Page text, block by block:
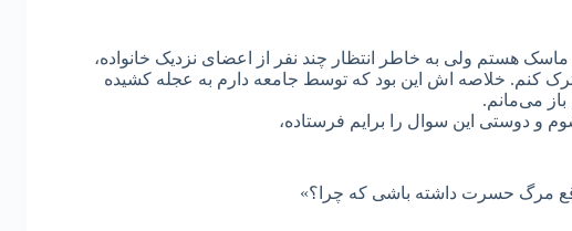
هستم ولی به خاطر انتظار چند نفر از اعضای نزدیک خانواده،
کنم. خلاصه اش این بود که توسط جامعه دارم به عجله کشیده
می‌مانم.
مرگ حسرت داشته باشی که چرا؟»